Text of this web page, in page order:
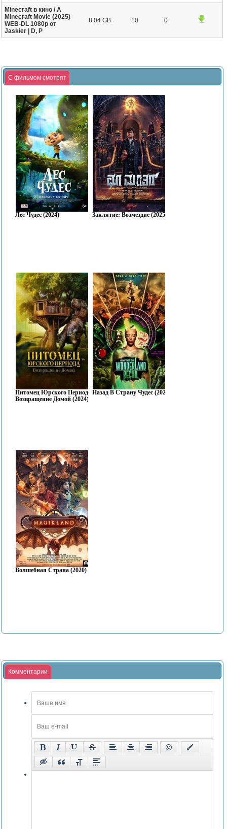
Minecraft в кино / A
Minecraft Movie (2025)
WEB-DL 1080p от
Jaskier | D, P
8.04 GB 10 0
С фильмом смотрят
Лес Чудес (2024) Заклятие: Возмездие (2025)
Питомец Юрского Периода.
Возвращение Домой (2024)
Назад В Страну Чудес (2022)
Волшебная Страна (2020)
Комментарии